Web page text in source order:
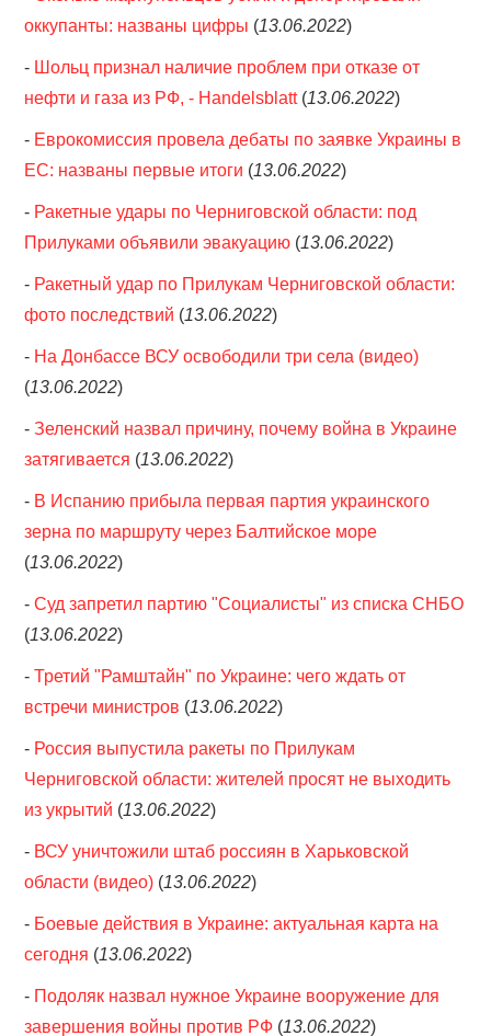
оккупанты: названы цифры (13.06.2022)
- Шольц признал наличие проблем при отказе от
нефти и газа из РФ, - Handelsblatt(13.06.2022)
- Еврокомиссия провела дебаты по заявке Украины в
ЕС: названы первые итоги (13.06.2022)
- Ракетные удары по Черниговской области: под
Прилуками объявили эвакуацию (13.06.2022)
- Ракетный удар по Прилукам Черниговской области:
фото последствий (13.06.2022)
- На Донбассе ВСУ освободили три села (видео)
(13.06.2022)
-Зеленский назвал причину, почему война в Украине
затягивается (13.06.2022)
- В Испанию прибыла первая партия украинского
зерна по маршруту через Балтийское море
(13.06.2022)
-Суд запретил партию "Социалисты" из списка СНБО
(13.06.2022)
-Третий "Рамштайн" по Украине: чего ждать от
встречи министров (13.06.2022)
- Россия выпустила ракеты по Прилукам
Черниговской области: жителей просят не выходить
из укрытий (13.06.2022)
- ВСУ уничтожили штаб россиян в Харьковской
области (видео) (13.06.2022)
- Боевые действия в Украине: актуальная карта на
сегодня (13.06.2022)
- Подоляк назвал нужное Украине вооружение для
завершения войны против РФ (13.06.2022)